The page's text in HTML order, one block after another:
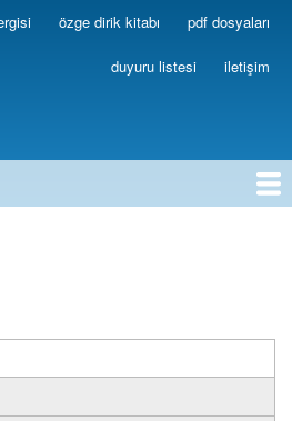
Ana
içeriğe
özge dirik kitabı pdf dosyaları
duyuru listesi iletişim